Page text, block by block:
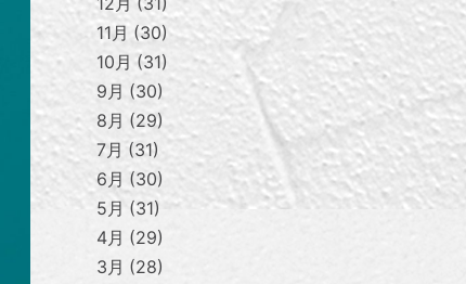
11月
30
10月
31
9月
30
8月
29
7月
31
6月
30
5月
31
4月
29
3月
28